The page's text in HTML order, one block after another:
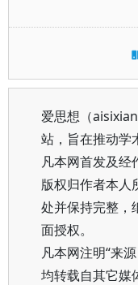
爱思想（
站，旨在推动学
凡本网首发及经
版权归作者本人
处并保持完整，
面授权。
凡本网注明“来
均转载自其它媒